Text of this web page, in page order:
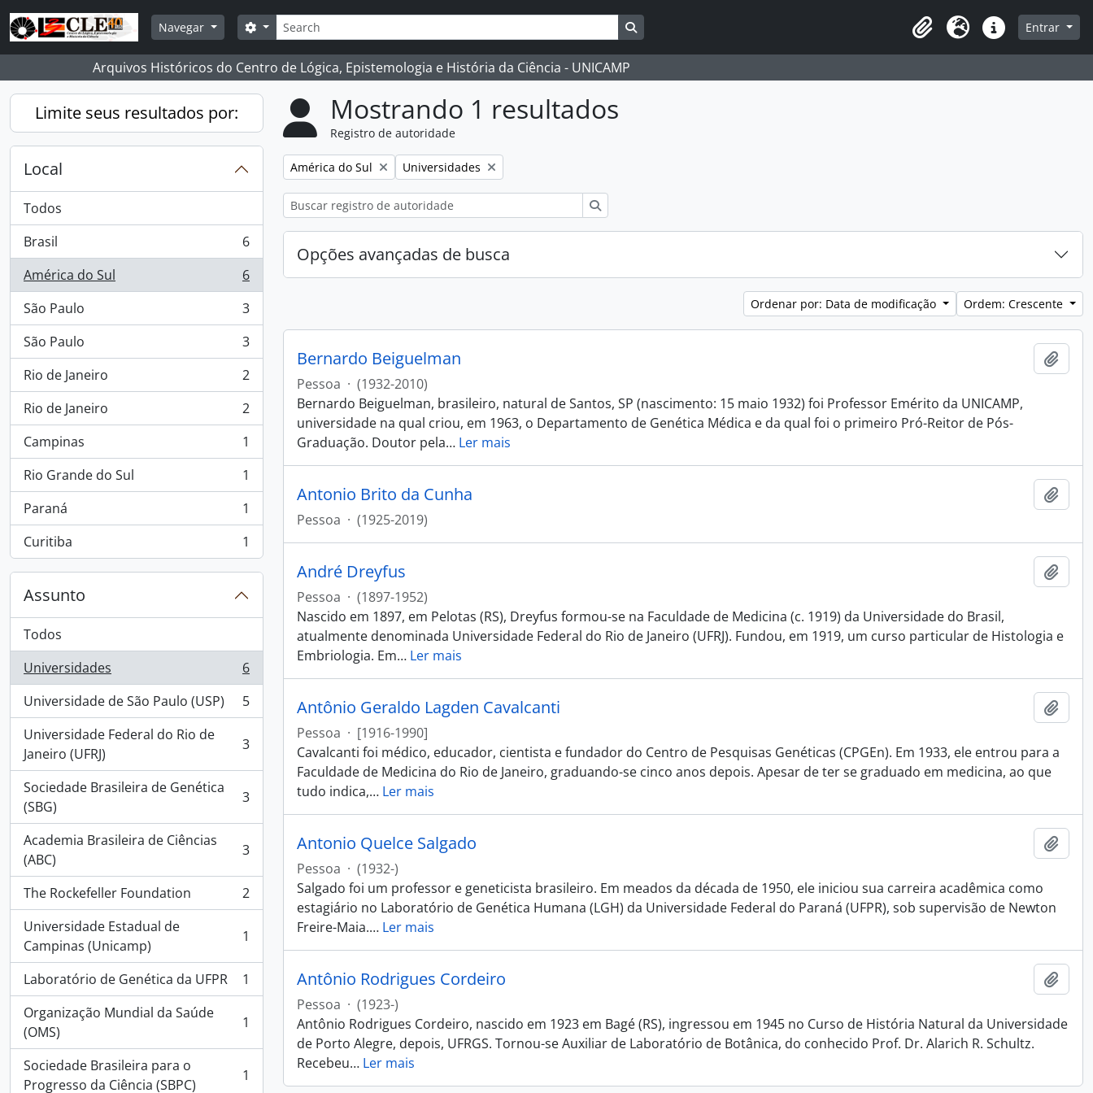
Skip to main content
Navegar
Buscar
Opções de busca
Clipboard
Idioma Atalhos Entrar
Arquivos Históricos do Centro de Lógica, Epistemologia e História da Ciência - UNICAMP
Limite seus resultados por:
Local
Todos
Brasil
, 6 resultados
6
América do Sul
, 6 resultados
6
São Paulo
, 3 resultados
3
São Paulo
, 3 resultados
3
Rio de Janeiro
, 2 resultados
2
Rio de Janeiro
, 2 resultados
2
Campinas
, 1 resultados
1
Rio Grande do Sul
, 1 resultados
1
Paraná
, 1 resultados
1
Curitiba
, 1 resultados 1
Assunto
Todos
Universidades
, 6 resultados
6
Universidade de São Paulo (USP)
, 5 resultados
5
Universidade Federal do Rio de
Janeiro (UFRJ)
, 3 resultados 3
Sociedade Brasileira de Genética
(SBG)
, 3 resultados 3
Academia Brasileira de Ciências
(ABC)
, 3 resultados 3
The Rockefeller Foundation
, 2 resultados
2
Universidade Estadual de
Campinas (Unicamp)
, 1 resultados 1
Laboratório de Genética da UFPR
, 1 resultados
1
Organização Mundial da Saúde
(OMS)
, 1 resultados 1
Sociedade Brasileira para o
Progresso da Ciência (SBPC)
, 1 resultados 1
Mostrando 1 resultados
Registro de autoridade
Remover filtro:
América do Sul Remover filtro:
Universidades
Opções avançadas de busca
Ordenar por: Data de modificação Ordem: Crescente
Bernardo Beiguelman
Pessoa · (1932-2010)
Bernardo Beiguelman, brasileiro, natural de Santos, SP (nascimento: 15 maio 1932) foi Professor Emérito da UNICAMP,
universidade na qual criou, em 1963, o Departamento de Genética Médica e da qual foi o primeiro Pró-Reitor de Pós-
Graduação. Doutor pela… Ler mais
Antonio Brito da Cunha
Pessoa · (1925-2019)
André Dreyfus
Pessoa · (1897-1952)
Nascido em 1897, em Pelotas (RS), Dreyfus formou-se na Faculdade de Medicina (c. 1919) da Universidade do Brasil,
atualmente denominada Universidade Federal do Rio de Janeiro (UFRJ). Fundou, em 1919, um curso particular de Histologia e
Embriologia. Em… Ler mais
Antônio Geraldo Lagden Cavalcanti
Pessoa · [1916-1990]
Cavalcanti foi médico, educador, cientista e fundador do Centro de Pesquisas Genéticas (CPGEn). Em 1933, ele entrou para a
Faculdade de Medicina do Rio de Janeiro, graduando-se cinco anos depois. Apesar de ter se graduado em medicina, ao que
tudo indica,… Ler mais
Antonio Quelce Salgado
Pessoa · (1932-)
Salgado foi um professor e geneticista brasileiro. Em meados da década de 1950, ele iniciou sua carreira acadêmica como
estagiário no Laboratório de Genética Humana (LGH) da Universidade Federal do Paraná (UFPR), sob supervisão de Newton
Freire-Maia.… Ler mais
Antônio Rodrigues Cordeiro
Pessoa · (1923-)
Antônio Rodrigues Cordeiro, nascido em 1923 em Bagé (RS), ingressou em 1945 no Curso de História Natural da Universidade
de Porto Alegre, depois, UFRGS. Tornou-se Auxiliar de Laboratório de Botânica, do conhecido Prof. Dr. Alarich R. Schultz.
Recebeu… Ler mais